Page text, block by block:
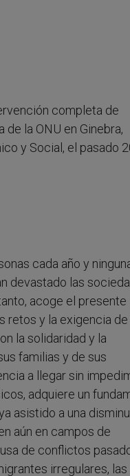
completa de
la ONU en Ginebra,
y Social, el pasado
cada año y
devastado las
acoge el presente
retos y la exigencia de
la solidaridad y la
familias y de sus
a llegar sin
adquiere un
asistido a una
aún en campos de
de conflictos
irregulares, las